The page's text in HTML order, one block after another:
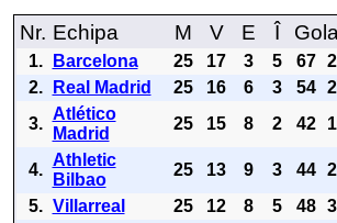
Nr. Echipa M V E Î
1. Barcelona 25 17 3 5 67
2.
Real Madrid 25 16 6 3 54
3.
Atlético
Madrid
25 15 8 2 42
4.
Athletic
Bilbao
25 13 9 3 44
5. Villarreal 25 12 8 5 48